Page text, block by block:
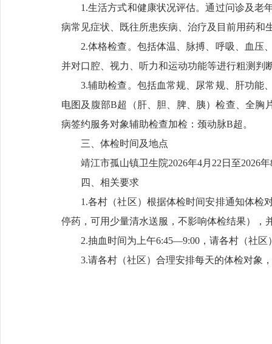
1.生活方式和健康状况评估。通过问诊及老
病常见症状、既往所患疾病、治疗及目前用药和
2.体格检查。包括体温、脉搏、呼吸、血压
并对口腔、视力、听力和运动功能等进行粗测判
3.辅助检查。包括血常规、尿常规、肝功能
电图及腹部B超（肝、胆、脾、胰）检查、全胸
病签约服务对象辅助检查加检：颈动脉B超。
三、体检时间及地点
靖江市孤山镇卫生院2026年4月22日至2026
四、相关要求
1.各村（社区）根据体检时间安排通知体检
停药，可用少量清水送服，不影响体检结果），
2.抽血时间为上午6:45—9:00，请各村（社
3.请各村（社区）合理安排每天的体检对象